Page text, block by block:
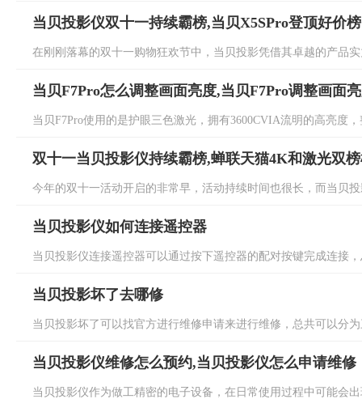
当贝投影仪双十一持续霸榜,当贝X5SPro登顶好价榜
在刚刚落幕的双十一购物狂欢节中，当贝投影凭借其卓越的产品
当贝F7Pro怎么调整画面亮度,当贝F7Pro调整画面
当贝F7Pro使用的是护眼三色激光，拥有3600CVIA流明的高亮度
双十一当贝投影仪持续霸榜,蝉联天猫4K和激光双
今年的双十一活动开启的非常早，活动持续时间也很长，而当贝
当贝投影仪如何连接遥控器
当贝投影仪连接遥控器可以通过按下遥控器的配对按键完成连接
当贝投影坏了去哪修
当贝投影坏了可以找官方进行维修申请来进行维修，总共可以分
当贝投影仪维修怎么预约,当贝投影仪怎么申请维修
当贝投影仪作为做工精密的电子设备，在日常使用过程中可能会